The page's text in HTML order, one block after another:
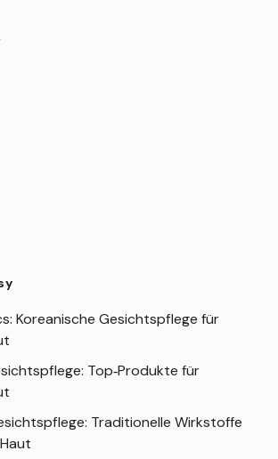
Koreanische Gesichtspflege für
Top‑Produkte für
Traditionelle Wirkstoffe